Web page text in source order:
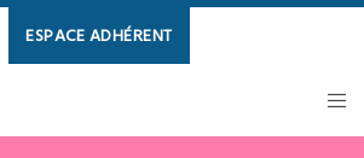
ESPACE ADHÉRENT